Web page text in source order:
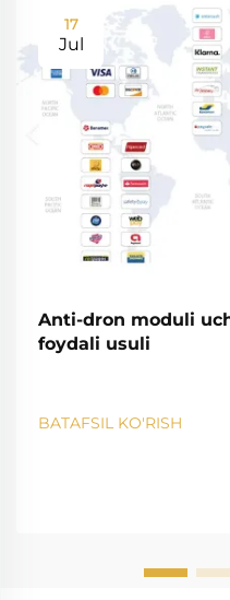
17
Jul
Anti-dron moduli
foydali usuli
BATAFSIL KO'RISH